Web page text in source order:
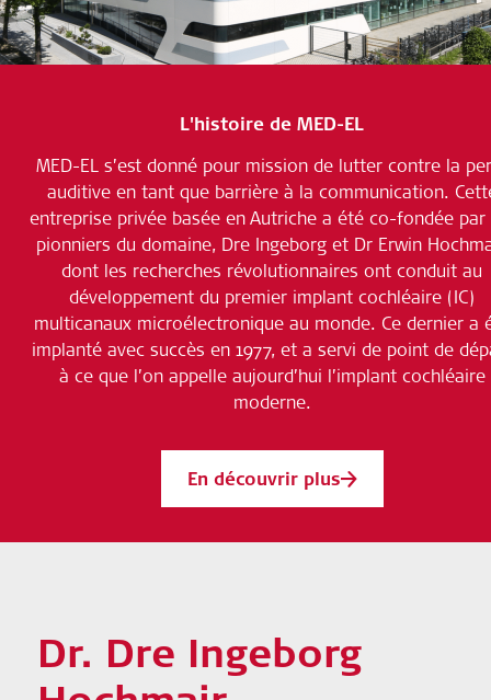
L'histoire de MED-EL
MED-EL s’est donné pour mission de lutter contre la
auditive en tant que barrière à la communication.
entreprise privée basée en Autriche a été co-fondée par
pionniers du domaine, Dre Ingeborg et Dr Erwin
dont les recherches révolutionnaires ont conduit au
développement du premier implant cochléaire (IC)
multicanaux microélectronique au monde. Ce dernier a
implanté avec succès en 1977, et a servi de point de
à ce que l’on appelle aujourd’hui l’implant cochléaire
moderne.
En découvrir plus
Dr. Dre Ingeborg